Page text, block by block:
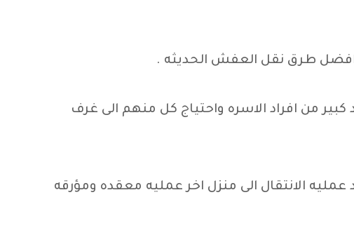
افضل طرق نقل العفش الحديثه .
من افراد الاسره واحتياج كل منهم الى غرف
الانتقال الى منزل اخر عمليه معقده ومؤرقه